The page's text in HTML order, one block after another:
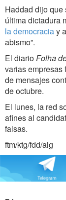
Haddad dijo que
última dictadura
la democraciay
abismo”.
El diarioFolha
varias
de mensajes
de octubre.
El lunes, la red
afines al
falsas.
ftm/ktg/fdd/alg